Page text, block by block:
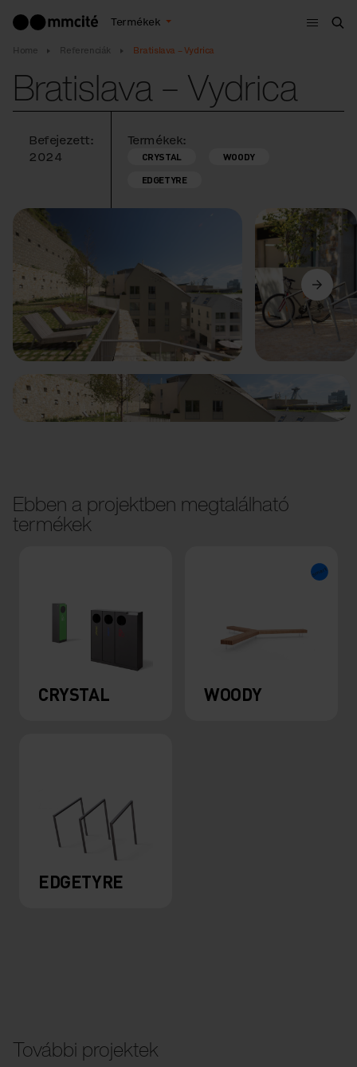
Termékek
Menü
Home Referenciák Bratislava – Vydrica
Bratislava – Vydrica
Befejezett:
2024
Termékek:
CRYSTAL
WOODY
EDGETYRE
Előző Következő
Ebben a projektben megtalálható
termékek
CRYSTAL WOODY
EDGETYRE
További projektek